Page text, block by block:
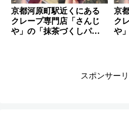
京都河原町駅近くにある
クレープ専門店「さんじ
や」の「抹茶づくしパフ
京
ク
や
スポンサー